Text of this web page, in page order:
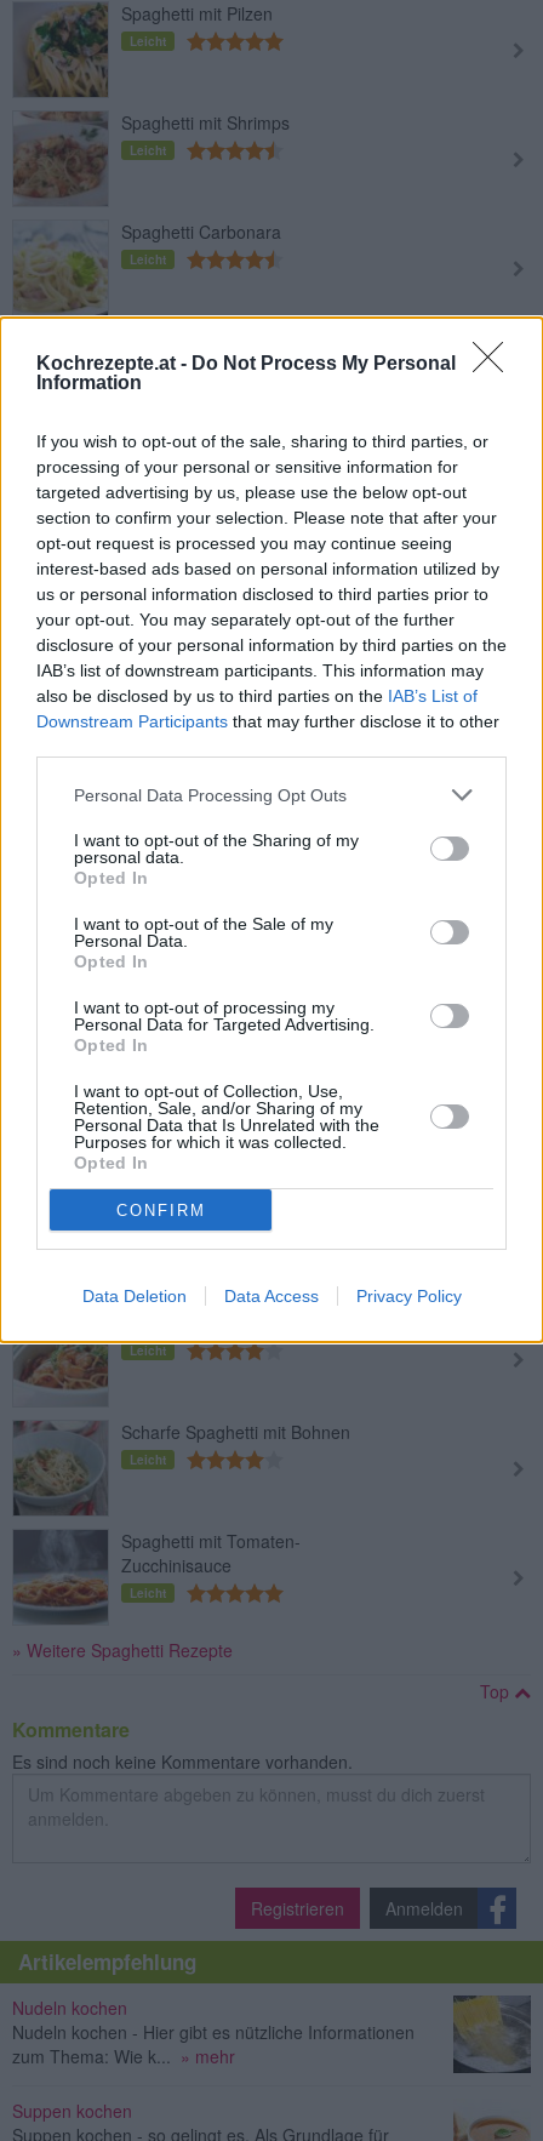
Kochrezepte.at - Do Not Process My Personal
Information
If you wish to opt-out of the sale, sharing to third parties, or
processing of your personal or sensitive information for
targeted advertising by us, please use the below opt-out
section to confirm your selection. Please note that after your
opt-out request is processed you may continue seeing
interest-based ads based on personal information utilized by
us or personal information disclosed to third parties prior to
your opt-out. You may separately opt-out of the further
disclosure of your personal information by third parties on the
IAB’s list of downstream participants. This information may
also be disclosed by us to third parties on the IAB’s List of
Downstream Participants that may further disclose it to other
Personal Data Processing Opt Outs
I want to opt-out of the Sharing of my
personal data.
Opted In
I want to opt-out of the Sale of my
Personal Data.
Opted In
I want to opt-out of processing my
Personal Data for Targeted Advertising.
Opted In
I want to opt-out of Collection, Use,
Retention, Sale, and/or Sharing of my
Personal Data that Is Unrelated with the
Purposes for which it was collected.
Opted In
CONFIRM
Data Deletion Data Access Privacy Policy
Spaghetti mit Pilzen
Leicht
Spaghetti mit Shrimps
Leicht
Spaghetti Carbonara
Leicht
Leicht
Spaghetti mit Tofu
Leicht
Spaghetti mit Miesmuscheln
Leicht
Spaghetti Primavera
Leicht
Leicht
Spaghetti mit Pistazien-Pesto
Spaghetti mit Karfiol
Leicht
Pasta Asciutta
Leicht
Spaghetti mit Avocadosauce
Leicht
Scharfe Spaghetti mit Bohnen
Leicht
Spaghetti mit Tomaten-
Zucchinisauce
Leicht
» Weitere Spaghetti Rezepte
Top
Kommentare
Es sind noch keine Kommentare vorhanden.
Registrieren Anmelden
Artikelempfehlung
Nudeln kochen
Nudeln kochen - Hier gibt es nützliche Informationen
zum Thema: Wie k... » mehr
Suppen kochen
Suppen kochen - so gelingt es. Als Grundlage für